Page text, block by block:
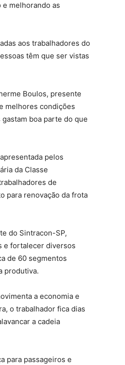
melhorando as
aos trabalhadores do
têm que ser vistas
Boulos, presente
melhores condições
boa parte do que
pelos
da Classe
de
para renovação da frota
do Sintracon-SP,
e fortalecer diversos
de 60 segmentos
produtiva.
a economia e
o trabalhador fica dias
a cadeia
para passageiros e